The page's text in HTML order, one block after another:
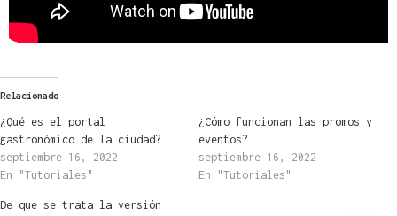
Relacionado
¿Qué es el portal
gastronómico de la ciudad?
septiembre 16, 2022
En "Tutoriales"
¿Cómo funcionan las promos y
eventos?
septiembre 16, 2022
En "Tutoriales"
De que se trata la versión